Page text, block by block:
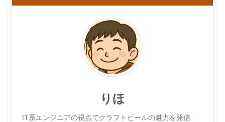
りほ
IT系エンジニアの視点でクラフトビールの魅力を発信